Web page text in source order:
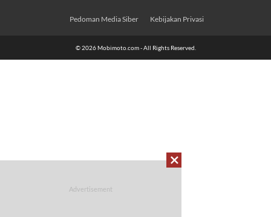
Pedoman Media Siber Kebijakan Privasi
© 2026 Mobimoto.com - All Rights Reserved.
